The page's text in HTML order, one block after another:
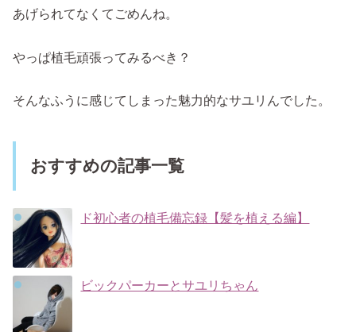
あげられてなくてごめんね。
やっぱ植毛頑張ってみるべき？
そんなふうに感じてしまった魅力的なサユリんでした。
おすすめの記事一覧
ド初心者の植毛備忘録【髪を植える編】
ビックパーカーとサユリちゃん